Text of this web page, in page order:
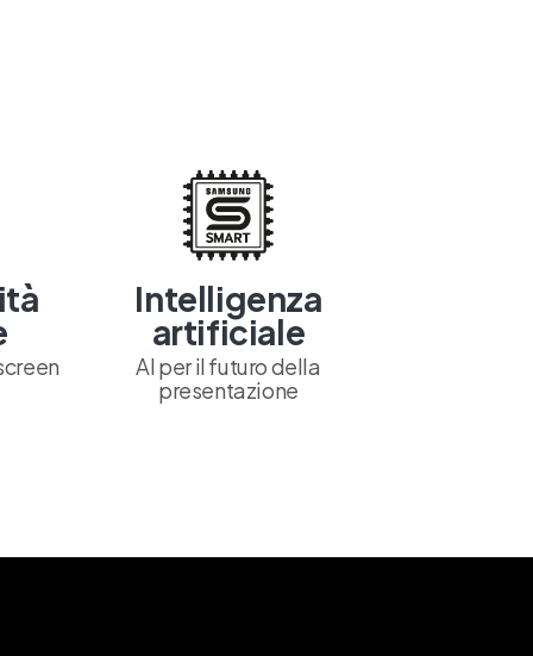
Intelligenza
artificiale
AI per il futuro della
presentazione